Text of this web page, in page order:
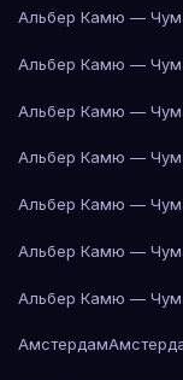
Альбер Камю —
Альбер Камю —
Альбер Камю —
Альбер Камю —
Альбер Камю —
Альбер Камю —
Альбер Камю —
Амстердам